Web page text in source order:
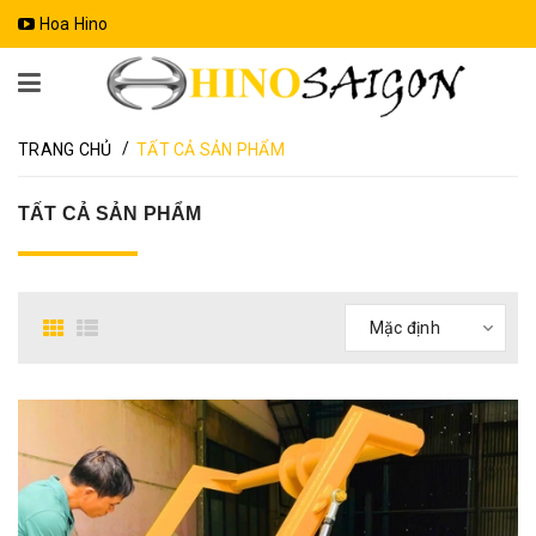
Hoa Hino
TRANG CHỦ / TẤT CẢ SẢN PHẨM
TẤT CẢ SẢN PHẨM